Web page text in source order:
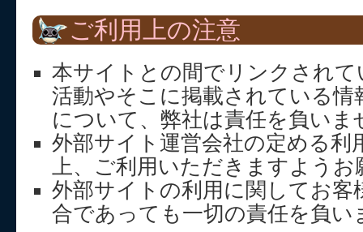
ご利用上の注意
本サイトとの間でリンクされ
活動やそこに掲載されている
について、弊社は責任を負いま
外部サイト運営会社の定める利
上、ご利用いただきますよう
外部サイトの利用に関してお客
合であっても一切の責任を負い